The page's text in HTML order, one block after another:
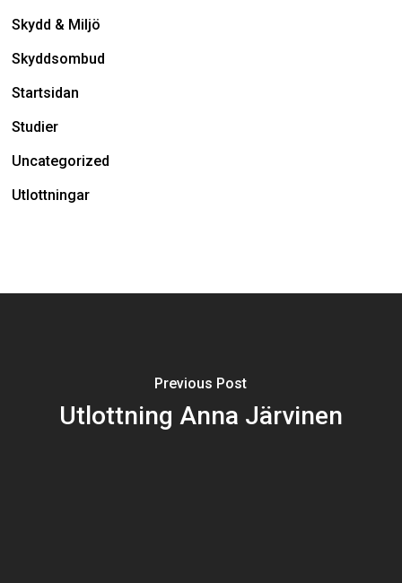
Skydd & Miljö
Skyddsombud
Startsidan
Studier
Uncategorized
Utlottningar
Previous Post
Utlottning Anna Järvinen